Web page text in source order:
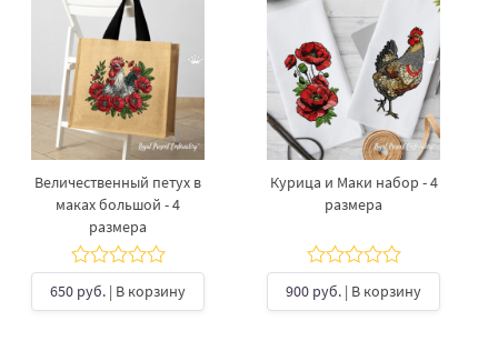
Величественный петух в
маках большой - 4
размера
650 руб. | В корзину
Курица и Маки набор - 4
размера
900 руб. | В корзину